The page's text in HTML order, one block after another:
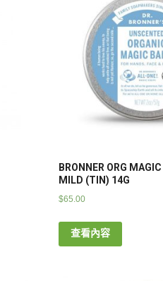
BRONNER ORG
MILD (TIN) 14G
$65.00
查看內容